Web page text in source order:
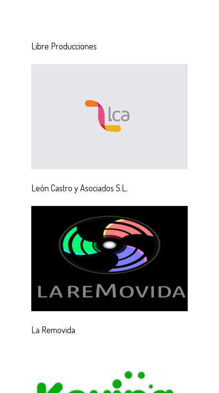
Libre Producciones
León Castro y Asociados S.L.
La Removida